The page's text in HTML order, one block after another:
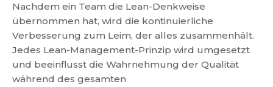
Nachdem ein Team die Lean-Denkweise
übernommen hat, wird die kontinuierliche
Verbesserung zum Leim, der alles zusammenhält.
Jedes Lean-Management-Prinzip wird umgesetzt
und beeinflusst die Wahrnehmung der Qualität
während des gesamten